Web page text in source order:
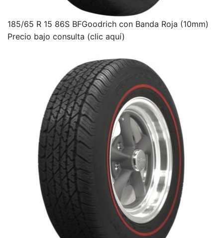
185/65 R 15 86S BFGoodrich con Banda Roja (10mm)
Precio bajo consulta (clic aquí)